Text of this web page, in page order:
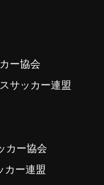
ー協会
サッカー連盟
カー協会
カー連盟